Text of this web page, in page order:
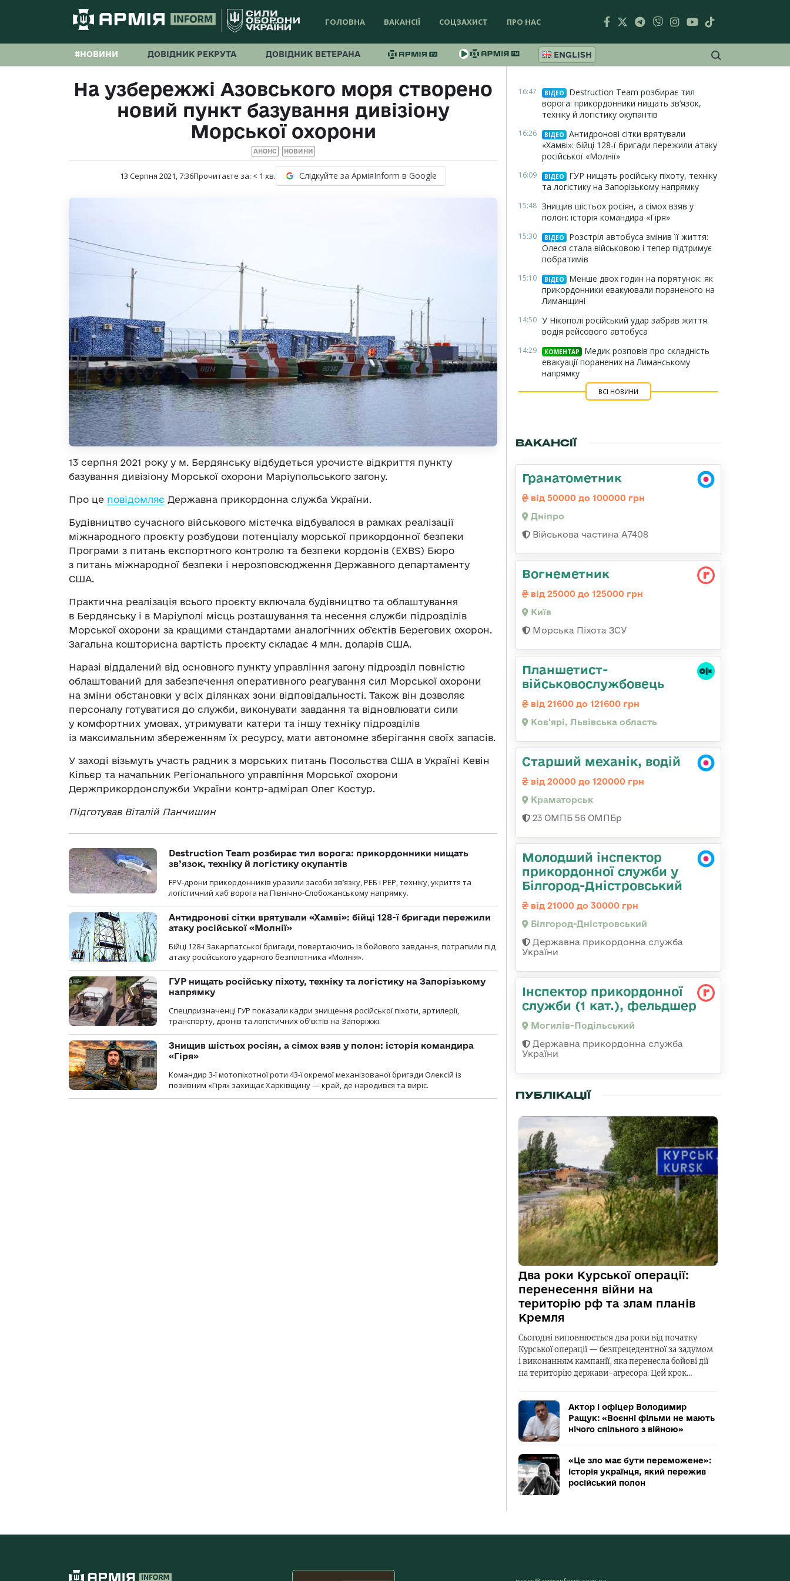
ГОЛОВНА ВАКАНСІЇ СОЦЗАХИСТ ПРО НАС
#НОВИНИ ДОВІДНИК РЕКРУТА ДОВІДНИК ВЕТЕРАНА ENGLISH
На узбережжі Азовського моря створено
новий пункт базування дивізіону
Морської охорони
АНОНС НОВИНИ
13 Серпня 2021, 7:36Прочитаєте за: < 1 хв. Слідкуйте за АрміяInform в Google
13 серпня 2021 року у м. Бердянську відбудеться урочисте відкриття пункту
базування дивізіону Морської охорони Маріупольського загону.
Про це повідомляє Державна прикордонна служба України.
Будівництво сучасного військового містечка відбувалося в рамках реалізації
міжнародного проєкту розбудови потенціалу морської прикордонної безпеки
Програми з питань експортного контролю та безпеки кордонів (EXBS) Бюро
з питань міжнародної безпеки і нерозповсюдження Державного департаменту
США.
Практична реалізація всього проєкту включала будівництво та облаштування
в Бердянську і в Маріуполі місць розташування та несення служби підрозділів
Морської охорони за кращими стандартами аналогічних об’єктів Берегових охорон.
Загальна кошторисна вартість проєкту складає 4 млн. доларів США.
Наразі віддалений від основного пункту управління загону підрозділ повністю
облаштований для забезпечення оперативного реагування сил Морської охорони
на зміни обстановки у всіх ділянках зони відповідальності. Також він дозволяє
персоналу готуватися до служби, виконувати завдання та відновлювати сили
у комфортних умовах, утримувати катери та іншу техніку підрозділів
із максимальним збереженням їх ресурсу, мати автономне зберігання своїх запасів.
У заході візьмуть участь радник з морських питань Посольства США в Україні Кевін
Кільєр та начальник Регіонального управління Морської охорони
Держприкордонслужби України контр-адмірал Олег Костур.
Підготував Віталій Панчишин
Destruction Team розбирає тил ворога: прикордонники нищать
зв’язок, техніку й логістику окупантів
FPV-дрони прикордонників уразили засоби зв’язку, РЕБ і РЕР, техніку, укриття та
логістичний хаб ворога на Північно-Слобожанському напрямку.
Антидронові сітки врятували «Хамві»: бійці 128-ї бригади пережили
атаку російської «Молнії»
Бійці 128-ї Закарпатської бригади, повертаючись із бойового завдання, потрапили під
атаку російського ударного безпілотника «Молнія».
ГУР нищать російську піхоту, техніку та логістику на Запорізькому
напрямку
Спецпризначенці ГУР показали кадри знищення російської піхоти, артилерії,
транспорту, дронів та логістичних об’єктів на Запоріжжі.
Знищив шістьох росіян, а сімох взяв у полон: історія командира
«Гіря»
Командир 3-ї мотопіхотної роти 43-ї окремої механізованої бригади Олексій із
позивним «Гіря» захищає Харківщину — край, де народився та виріс.
16:47 ВІДЕО
Destruction Team розбирає тил
ворога: прикордонники нищать зв’язок,
техніку й логістику окупантів
16:26 ВІДЕО
Антидронові сітки врятували
«Хамві»: бійці 128-ї бригади пережили атаку
російської «Молнії»
16:09 ВІДЕО
ГУР нищать російську піхоту, техніку
та логістику на Запорізькому напрямку
15:48 Знищив шістьох росіян, а сімох взяв у
полон: історія командира «Гіря»
15:30 ВІДЕО
Розстріл автобуса змінив її життя:
Олеся стала військовою і тепер підтримує
побратимів
15:10 ВІДЕО
Менше двох годин на порятунок: як
прикордонники евакуювали пораненого на
Лиманщині
14:50 У Нікополі російський удар забрав життя
водія рейсового автобуса
14:29 КОМЕНТАР
Медик розповів про складність
евакуації поранених на Лиманському
напрямку
ВСІ НОВИНИ
ВАКАНСІЇ
Гранатометник
від 50000 до 100000 грн
Дніпро
Військова частина А7408
Вогнеметник
від 25000 до 125000 грн
Київ
Морська Піхота ЗСУ
Планшетист-
військовослужбовець
від 21600 до 121600 грн
Ков'ярі, Львівська область
Старший механік, водій
від 20000 до 120000 грн
Краматорськ
23 ОМПБ 56 ОМПБр
Молодший інспектор
прикордонної служби у
Білгород-Дністровський
від 21000 до 30000 грн
Білгород-Дністровський
Державна прикордонна служба
України
Інспектор прикордонної
служби (1 кат.), фельдшер
Могилів-Подільський
Державна прикордонна служба
України
ПУБЛІКАЦІЇ
Два роки Курської операції:
перенесення війни на
територію рф та злам планів
Кремля
Сьогодні виповнюється два роки від початку
Курської операції — безпрецедентної за задумом
і виконанням кампанії, яка перенесла бойові дії
на територію держави-агресора. Цей крок…
Актор і офіцер Володимир
Ращук: «Воєнні фільми не мають
нічого спільного з війною»
«Це зло має бути переможене»:
історія українця, який пережив
російський полон